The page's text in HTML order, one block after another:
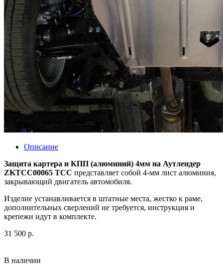
Описание
Защита картера и КПП (алюминий) 4мм на Аутлендер
ZKTCC00065 ТСС представляет собой 4-мм лист алюминия,
закрывающий двигатель автомобиля.
Изделие устанавливается в штатные места, жестко к раме,
дополнительных сверлений не требуется, инструкция и
крепежи идут в комплекте.
31 500 р.
В наличии